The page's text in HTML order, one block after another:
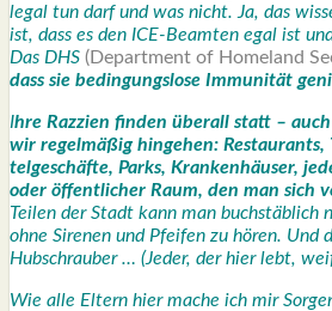
legal tun darf und was nicht. Ja, das
ist, dass es den ICE-Beam­ten egal ist
Das DHS (Depart­ment of Home­land
dass sie bedin­gungs­lo­se Immu­ni­tät
Ihre Raz­zi­en fin­den über­all statt –
wir regel­mä­ßig hin­ge­hen:
tel­ge­schäf­te, Parks, Kran­ken­häu­ser,
oder öffent­li­cher Raum, den man sich
Tei­len der Stadt kann man buch­stäb­lich
ohne Sire­nen und Pfei­fen zu hören. Und
Hub­schrau­ber … (Jeder, der hier lebt,
Wie alle Eltern hier mache ich mir